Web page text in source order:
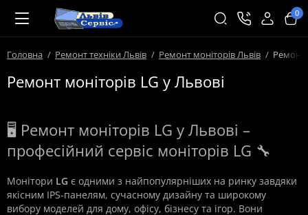
0
Головна Ремонт техніки Львів Ремонт моніторів Львів Ремонт
Ремонт моніторів LG у Львові
🖥️ Ремонт моніторів LG у Львові –
професійний сервіс моніторів LG 🔧
Монітори LG є одними з найпопулярніших на ринку завдяки
якісним IPS-панелям, сучасному дизайну та широкому
вибору моделей для дому, офісу, бізнесу та ігор. Вони